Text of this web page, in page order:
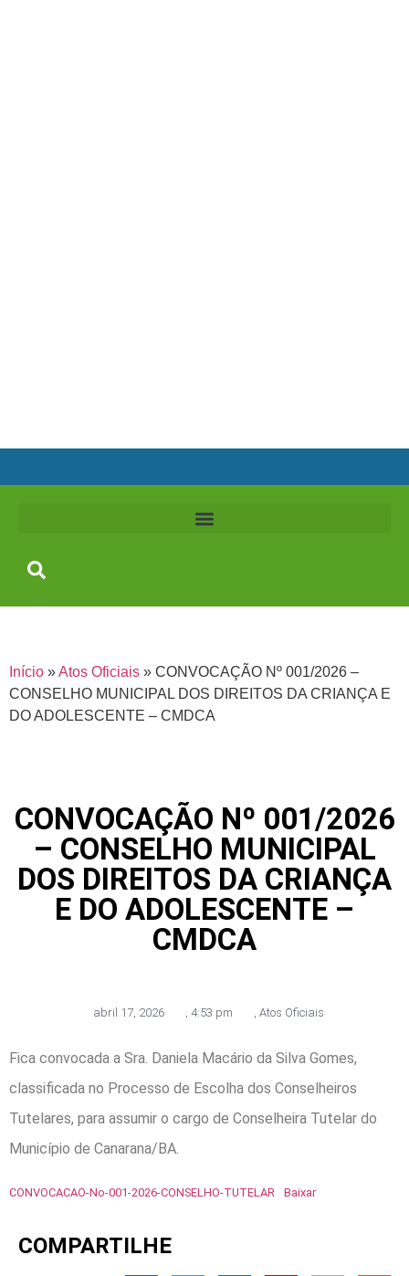
Início »Atos Oficiais » CONVOCAÇÃO Nº 001/2026 –
CONSELHO MUNICIPAL DOS DIREITOS DA CRIANÇA E
DO ADOLESCENTE – CMDCA
CONVOCAÇÃO Nº 001/2026
– CONSELHO MUNICIPAL
DOS DIREITOS DA CRIANÇA
E DO ADOLESCENTE –
CMDCA
abril 17, 2026 , 4:53 pm , Atos Oficiais
Fica convocada a Sra. Daniela Macário da Silva Gomes,
classificada no Processo de Escolha dos Conselheiros
Tutelares, para assumir o cargo de Conselheira Tutelar do
Município de Canarana/BA.
CONVOCACAO-No-001-2026-CONSELHO-TUTELAR Baixar
COMPARTILHE